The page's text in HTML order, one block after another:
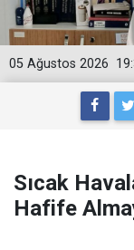
05 Ağustos 2026
Sıcak
Hafife